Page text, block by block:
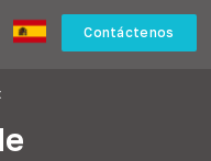
Contáctenos